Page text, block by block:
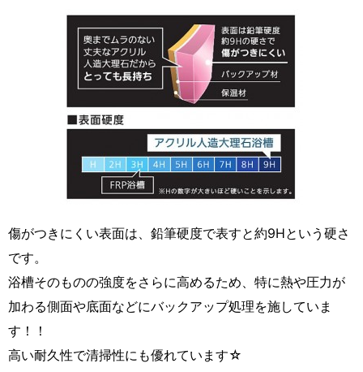
傷がつきにくい表面は、鉛筆硬度で表すと約9Hという硬さ
です。
浴槽そのものの強度をさらに高めるため、特に熱や圧力が
加わる側面や底面などにバックアップ処理を施していま
す！！
高い耐久性で清掃性にも優れています☆